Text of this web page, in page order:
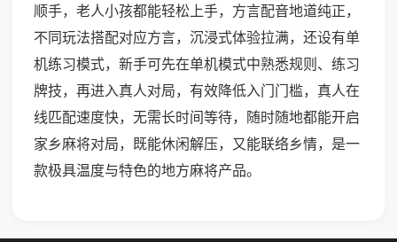
顺手，老人小孩都能轻松上手，方言配音地道纯正，
不同玩法搭配对应方言，沉浸式体验拉满，还设有单
机练习模式，新手可先在单机模式中熟悉规则、练习
牌技，再进入真人对局，有效降低入门门槛，真人在
线匹配速度快，无需长时间等待，随时随地都能开启
家乡麻将对局，既能休闲解压，又能联络乡情，是一
款极具温度与特色的地方麻将产品。